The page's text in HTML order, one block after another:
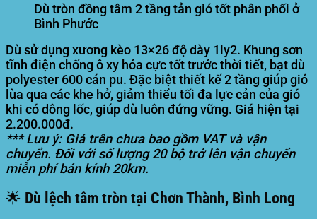
Dù tròn đồng tâm 2 tầng tản gió tốt phân phối ở
Bình Phước
Dù sử dụng xương kèo 13×26 độ dày 1ly2. Khung sơn
tĩnh điện chống ô xy hóa cực tốt trước thời tiết, bạt dù
polyester 600 cán pu. Đặc biệt thiết kế 2 tầng giúp gió
lùa qua các khe hở, giảm thiểu tối đa lực cản của gió
khi có dông lốc, giúp dù luôn đứng vững. Giá hiện tại
2.200.000đ.
*** Lưu ý: Giá trên chưa bao gồm VAT và vận
chuyển. Đối với số lượng 20 bộ trở lên vận chuyển
miễn phí bán kính 20km.
🌟 Dù lệch tâm tròn tại Chơn Thành, Bình Long